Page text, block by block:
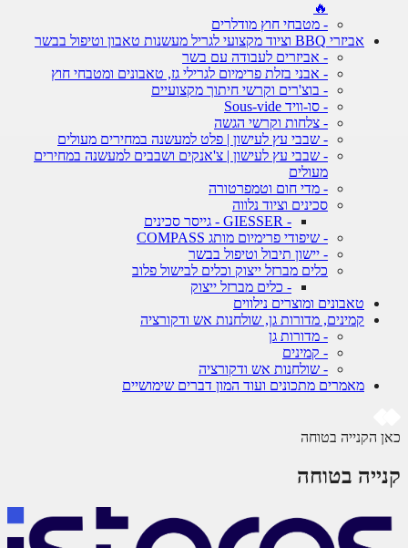
- מטבחי חוץ מודלרים
אביזרי BBQ וציוד מקצועי לגריל מעשנות טאבון וטיפול בבשר
- אביזרים לעבודה עם בשר
- אבני בזלת פרימיום לגרילי גז, טאבונים ומטבחי חוץ
- בוצ'רים וקרשי חיתוך מקצועיים
- סו-וויד Sous-vide
- צלחות וקרשי הגשה
- שבבי עץ לעישון | פלט למעשנה במחירים מעולים
- שבבי עץ לעישון | צ'אנקים ושבבים למעשנה במחירים
מעולים
- מדי חום וטמפרטורה
סכינים וציוד נלווה
- שיפודי פרימיום מותג COMPASS
- יישון תיבול וטיפול בבשר
כלים מברזל ייצוק וכלים לבישול פלוב
- כלים מברזל ייצוק
טאבונים ומוצרים נילווים
קמינים, מדורות גן, שולחנות אש ודקורציה
- מדורות גן
- קמינים
- שולחנות אש ודקורציה
מאמרים מתכונים ועוד המון דברים שימושיים
הקנייה בטוחה
בטוחה